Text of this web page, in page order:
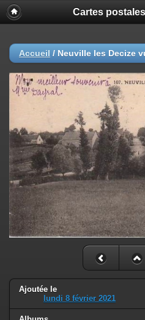
Cartes
Accueil / Neuville les Decize
Ajoutée le
lundi 8 février 2021